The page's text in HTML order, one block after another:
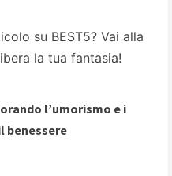
su BEST5? Vai alla
la tua fantasia!
l’umorismo e i
benessere